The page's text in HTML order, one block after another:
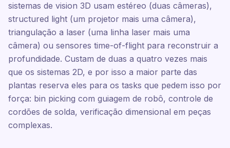
sistemas de vision 3D usam estéreo (duas câmeras),
structured light (um projetor mais uma câmera),
triangulação a laser (uma linha laser mais uma
câmera) ou sensores time-of-flight para reconstruir a
profundidade. Custam de duas a quatro vezes mais
que os sistemas 2D, e por isso a maior parte das
plantas reserva eles para os tasks que pedem isso por
força: bin picking com guiagem de robô, controle de
cordões de solda, verificação dimensional em peças
complexas.